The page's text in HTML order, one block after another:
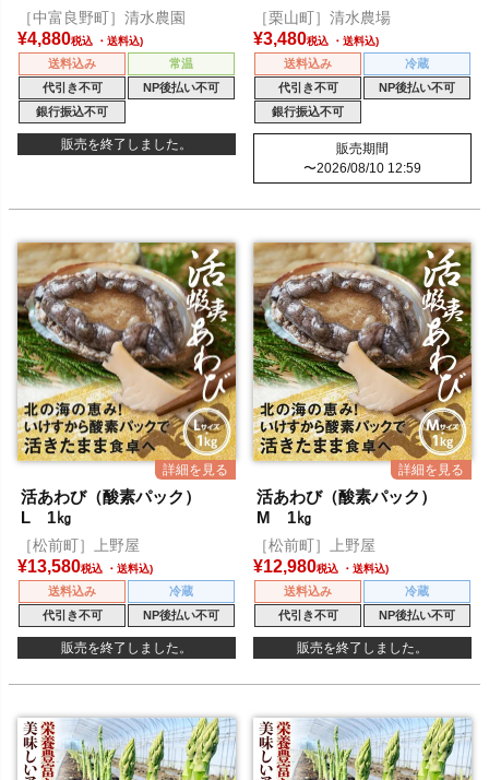
［中富良野町］清水農園
¥4,880税込
送料込み
常温
代引き不可
NP後払い不可
銀行振込不可
販売を終了しました。
［栗山町］清水農場
¥3,480税込
送料込み
冷蔵
代引き不可
NP後払い不可
銀行振込不可
販売期間
〜2026/08/10 12:59
活あわび（酸素パック）
L 1㎏
［松前町］上野屋
¥13,580税込
送料込み
冷蔵
代引き不可
NP後払い不可
販売を終了しました。
活あわび（酸素パック）
M 1㎏
［松前町］上野屋
¥12,980税込
送料込み
冷蔵
代引き不可
NP後払い不可
販売を終了しました。